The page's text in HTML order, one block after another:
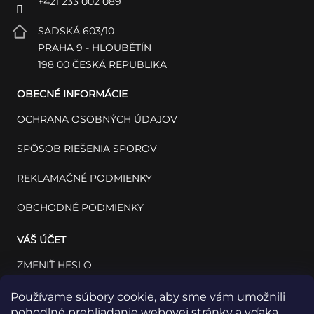
Používame súbory cookie, aby sme vám umožnili
SADSKÁ 603/10
PRAHA 9 - HLOUBĚTÍN
198 00 ČESKÁ REPUBLIKA
OBECNÉ INFORMÁCIE
OCHRANA OSOBNÝCH ÚDAJOV
SPÔSOB RIEŠENIA SPOROV
REKLAMAČNÉ PODMIENKY
OBCHODNÉ PODMIENKY
VÁŠ ÚČET
ZMENIŤ HESLO
VÁŠ PROFIL